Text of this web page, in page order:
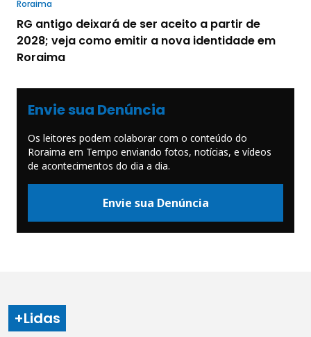
Roraima
RG antigo deixará de ser aceito a partir de
2028; veja como emitir a nova identidade em
Roraima
Envie sua Denúncia
Os leitores podem colaborar com o conteúdo do
Roraima em Tempo enviando fotos, notícias, e vídeos
de acontecimentos do dia a dia.
Envie sua Denúncia
+Lidas